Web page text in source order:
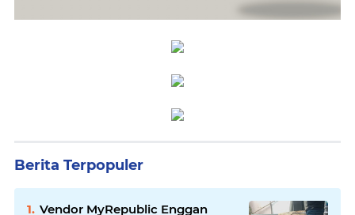
Berita Terpopuler
Vendor MyRepublic Enggan